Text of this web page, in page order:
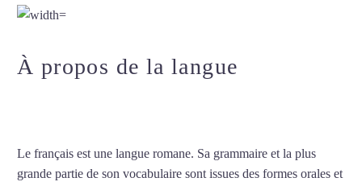
À propos de la langue
Le français est une langue romane. Sa grammaire et la plus
grande partie de son vocabulaire sont issues des formes orales et